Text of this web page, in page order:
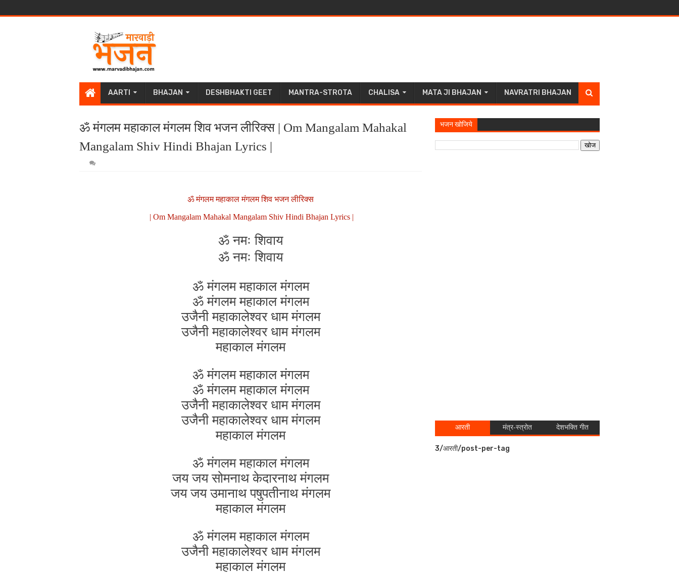
AARTI BHAJAN DESHBHAKTI GEET MANTRA-STROTA CHALISA MATA JI BHAJAN NAVRATRI BHAJAN
ॐ मंगलम महाकाल मंगलम शिव भजन लीरिक्स | Om Mangalam Mahakal
Mangalam Shiv Hindi Bhajan Lyrics |
ॐ मंगलम महाकाल मंगलम शिव भजन लीरिक्स
| Om Mangalam Mahakal Mangalam Shiv Hindi Bhajan Lyrics |
ॐ नमः शिवाय
ॐ नमः शिवाय
ॐ मंगलम महाकाल मंगलम
ॐ मंगलम महाकाल मंगलम
उजैनी महाकालेश्वर धाम मंगलम
उजैनी महाकालेश्वर धाम मंगलम
महाकाल मंगलम
ॐ मंगलम महाकाल मंगलम
ॐ मंगलम महाकाल मंगलम
उजैनी महाकालेश्वर धाम मंगलम
उजैनी महाकालेश्वर धाम मंगलम
महाकाल मंगलम
ॐ मंगलम महाकाल मंगलम
जय जय सोमनाथ केदारनाथ मंगलम
जय जय उमानाथ पषुपतीनाथ मंगलम
महाकाल मंगलम
ॐ मंगलम महाकाल मंगलम
उजैनी महाकालेश्वर धाम मंगलम
महाकाल मंगलम
भजन खोजिये
आरती मंत्र-स्त्रोत देशभक्ति गीत
3/आरती/post-per-tag